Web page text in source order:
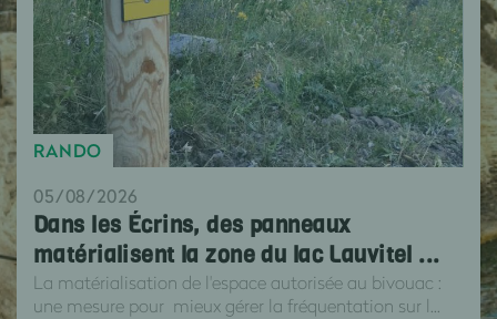
RANDO
05/08/2026
Dans les Écrins, des panneaux
matérialisent la zone du lac Lauvitel ...
La matérialisation de l'espace autorisée au bivouac :
une mesure pour mieux gérer la fréquentation sur l...